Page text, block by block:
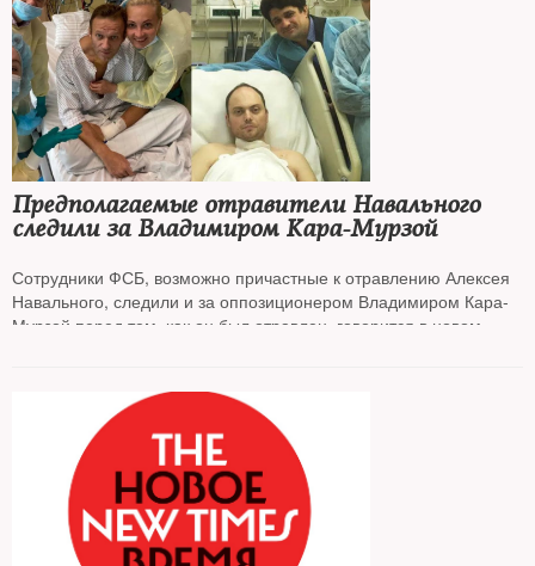
Предполагаемые отравители Навального
следили за Владимиром Кара-Мурзой
Сотрудники ФСБ, возможно причастные к отравлению Алексея
Навального, следили и за оппозиционером Владимиром Кара-
Мурзой перед тем, как он был отравлен, говорится в новом